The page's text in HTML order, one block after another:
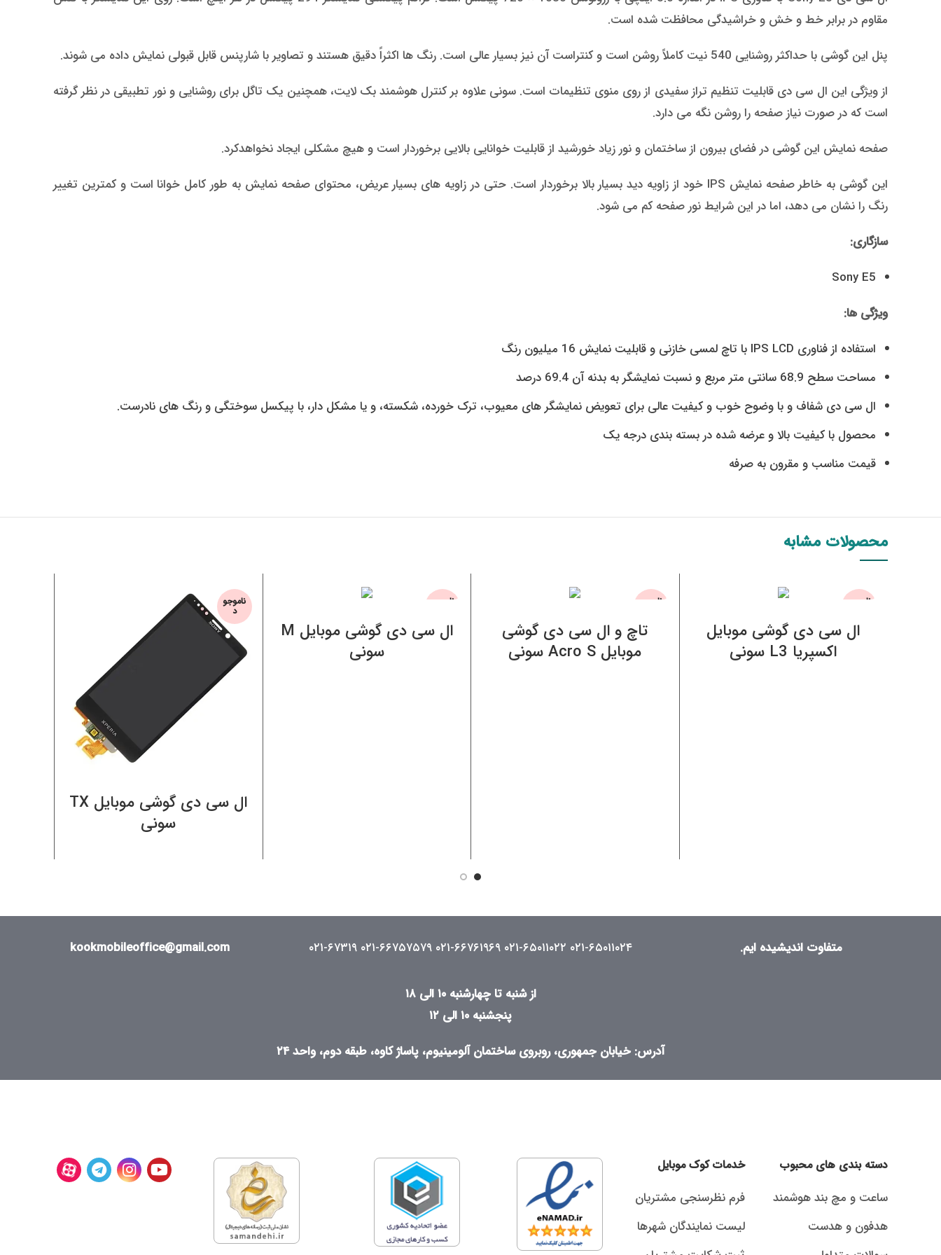
مقاوم در برابر خط و خش و خراشیدگی محافظت شده است.
پنل این گوشی با حداکثر روشنایی 540 نیت کاملاً روشن است و کنتراست آن نیز بسیار عالی است. رنگ ها اکثراً دقیق هستند و تصاویر با شارپنس قابل قبولی نمایش داده می شوند.
از ویژگی این ال سی دی قابلیت تنظیم تراز سفیدی از روی منوی تنظیمات است. سونی علاوه بر کنترل هوشمند بک لایت، همچنین یک تاگل برای روشنایی و نور تطبیقی در نظر گرفته
است که در صورت نیاز صفحه را روشن نگه می دارد.
صفحه نمایش این گوشی در فضای بیرون از ساختمان و نور زیاد خورشید از قابلیت خوانایی بالایی برخوردار است و هیچ مشکلی ایجاد نخواهدکرد.
این گوشی به خاطر صفحه نمایش IPS خود از زاویه دید بسیار بالا برخوردار است. حتی در زاویه های بسیار عریض، محتوای صفحه نمایش به طور کامل خوانا است و کمترین تغییر
رنگ را نشان می دهد، اما در این شرایط نور صفحه کم می شود.
سازگاری:
Sony E5
ویژگی ها:
استفاده از فناوری IPS LCD با تاچ لمسی خازنی و قابلیت نمایش 16 میلیون رنگ
مساحت سطح 68.9 سانتی متر مربع و نسبت نمایشگر به بدنه آن 69.4 درصد
ال سی دی شفاف و با وضوح خوب و کیفیت عالی برای تعویض نمایشگر های معیوب، ترک خورده، شکسته، و یا مشکل دار، با پیکسل سوختگی و رنگ های نادرست.
محصول با کیفیت بالا و عرضه شده در بسته بندی درجه یک
قیمت مناسب و مقرون به صرفه
محصولات مشابه
ناموجو
ال سی دی گوشی موبایل
اکسپریا L3 سونی
ناموجو
تاچ و ال سی دی گوشی
موبایل Acro S سونی
ناموجو
ال سی دی گوشی موبایل M
سونی
ناموجو
د
ال سی دی گوشی موبایل TX
سونی
kookmobileoffice@gmail.com ۰۲۱-۶۷۳۱۹ ۰۲۱-۶۶۷۵۷۵۷۹ ۰۲۱-۶۶۷۶۱۹۶۹ ۰۲۱-۶۵۰۱۱۰۲۲ ۰۲۱-۶۵۰۱۱۰۲۴ متفاوت اندیشیده ایم.
از شنبه تا چهارشنبه ۱۰ الی ۱۸
پنجشنبه ۱۰ الی ۱۲
آدرس: خیابان جمهوری، روبروی ساختمان آلومینیوم، پاساژ کاوه، طبقه دوم، واحد ۲۴
دسته بندی های محبوب
ساعت و مچ بند هوشمند
هدفون و هدست
خدمات کوک موبایل
فرم نظرسنجی مشتریان
لیست نمایندگان شهرها